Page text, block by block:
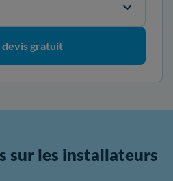
devis gratuit
sur les installateurs